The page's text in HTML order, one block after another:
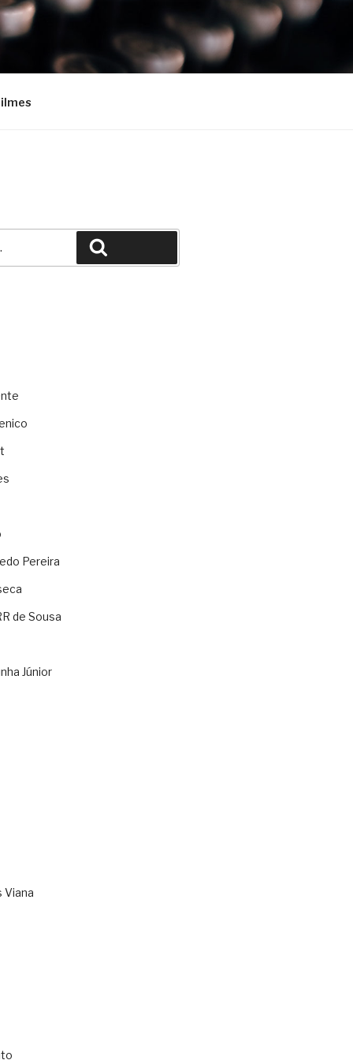
Pereira
de Sousa
Júnior
Viana